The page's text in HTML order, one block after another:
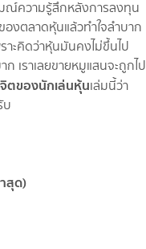
ณ์ความรู้สึกหลังการลงทุน
งตลาดหุ้นแล้วทำใจลำบาก
ราะคิดว่าหุ้นมันคงไม่ขึ้นไป
เราเลยขายหมูแสนจะถูกไป
ตของนักเล่นหุ้นเล่มนี้ว่า
บ
สุด)